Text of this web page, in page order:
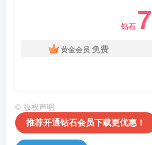
钻石 7
黄金会员 免费
© 版权声明
推荐开通钻石会员下载更优惠！